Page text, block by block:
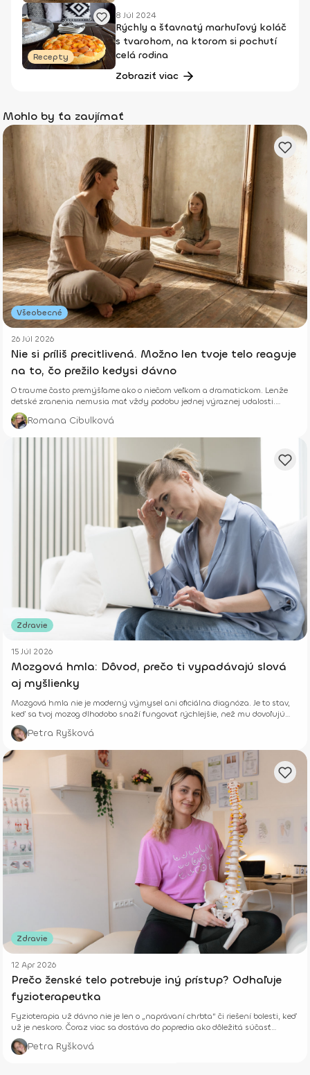
Recepty
8 Júl 2024
Rýchly a šťavnatý marhuľový koláč
s tvarohom, na ktorom si pochutí
celá rodina
Zobraziť viac
Mohlo by ťa zaujímať
Všeobecné
26 Júl 2026
Nie si príliš precitlivená. Možno len tvoje telo reaguje
na to, čo prežilo kedysi dávno
O traume často premýšľame ako o niečom veľkom a dramatickom. Lenže
detské zranenia nemusia mať vždy podobu jednej výraznej udalosti.
Niekedy rastú potichu.
Romana Cibulková
Zdravie
15 Júl 2026
Mozgová hmla: Dôvod, prečo ti vypadávajú slová
aj myšlienky
Mozgová hmla nie je moderný výmysel ani oficiálna diagnóza. Je to stav,
keď sa tvoj mozog dlhodobo snaží fungovať rýchlejšie, než mu dovoľujú
jeho biologické limity.
Petra Ryšková
Zdravie
12 Apr 2026
Prečo ženské telo potrebuje iný prístup? Odhaľuje
fyzioterapeutka
Fyzioterapia už dávno nie je len o „naprávaní chrbta“ či riešení bolesti, keď
už je neskoro. Čoraz viac sa dostáva do popredia ako dôležitá súčasť
prevencie, starostlivosti o telo aj celkového zdravia – fyzického aj
psychického.
Petra Ryšková